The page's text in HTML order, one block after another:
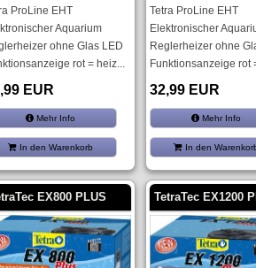
ProLine EHT
Aquarium
ohne Glas LED
rot = heiz...
EUR
Mehr Info
In den Warenkorb
Tetra ProLine EHT
Elektronischer
Reglerheizer ohne
Funktionsanzeige rot
32,99 EUR
Mehr Info
In den
EX800 PLUS TetraTec EX1200